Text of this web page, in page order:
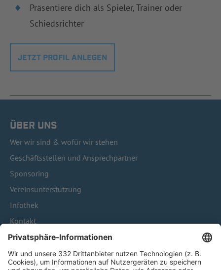
Präsentiere dich als Spieler, Trainer oder
Schiedsrichter
JETZT PROFIL ANLEGEN
ÜBER UNS
Wer wir sind & wofür wir stehen
Geschäftsstellen und Ansprechpartner
Sponsoring
Vereinsunterstützung
Infothek
Kontakt
HÄUFIG BESUCHTE SEITEN
Pässe und Vereinswechsel